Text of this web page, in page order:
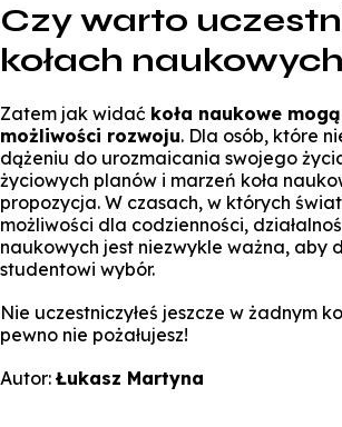
Czy warto
kołach
Zatem jak widać koła naukowe
możliwości rozwoju. Dla osób, które
dążeniu do urozmaicania swojego
życiowych planów i marzeń koła
propozycja. W czasach, w których
możliwości dla codzienności,
naukowych jest niezwykle ważna, aby
studentowi wybór.
Nie uczestniczyłeś jeszcze w żadnym
pewno nie pożałujesz!
Autor: Łukasz Martyna